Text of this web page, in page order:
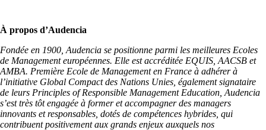
À propos d’Audencia
Fondée en 1900, Audencia se positionne parmi les meilleures Ecoles
de Management européennes. Elle est accréditée EQUIS, AACSB et
AMBA. Première Ecole de Management en France à adhérer à
l’initiative Global Compact des Nations Unies, également signataire
de leurs Principles of Responsible Management Education, Audencia
s’est très tôt engagée à former et accompagner des managers
innovants et responsables, dotés de compétences hybrides, qui
contribuent positivement aux grands enjeux auxquels nos